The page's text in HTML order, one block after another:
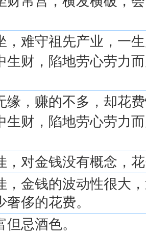
，难守祖先产业，一
生财，陷地劳心劳力
缘，赚的不多，却花
生财，陷地劳心劳力
，对金钱没有概念，
，金钱的波动性很大
奢侈的花费。
但忌酒色。